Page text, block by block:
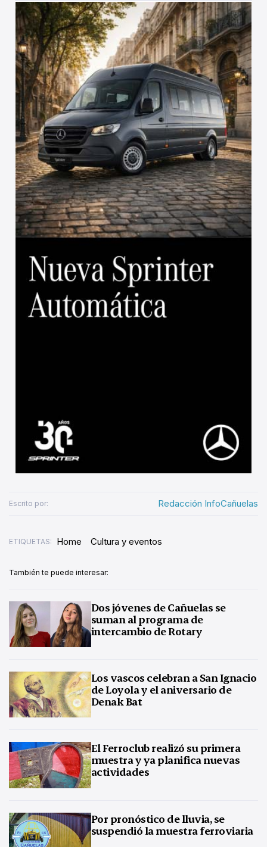
Escrito por: Redacción InfoCañuelas
ETIQUETAS: Home Cultura y eventos
También te puede interesar:
Dos jóvenes de Cañuelas se
suman al programa de
intercambio de Rotary
Los vascos celebran a San Ignacio
de Loyola y el aniversario de
Denak Bat
El Ferroclub realizó su primera
muestra y ya planifica nuevas
actividades
Por pronóstico de lluvia, se
suspendió la muestra ferroviaria